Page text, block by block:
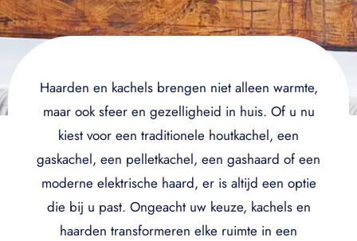
Haarden en kachels brengen niet alleen warmte,
maar ook sfeer en gezelligheid in huis. Of u nu
kiest voor een traditionele houtkachel, een
gaskachel, een pelletkachel, een gashaard of een
moderne elektrische haard, er is altijd een optie
die bij u past. Ongeacht uw keuze, kachels en
haarden transformeren elke ruimte in een